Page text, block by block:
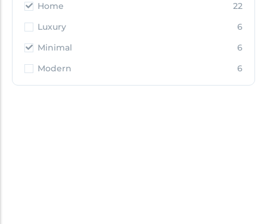
Home
22
Luxury
6
Minimal
6
Modern
6